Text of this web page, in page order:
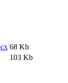
68 Kb
103 Kb